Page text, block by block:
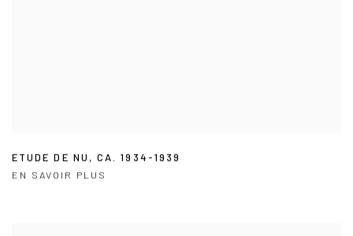
ETUDE DE NU ,CA. 1934-1939
EN SAVOIR PLUS